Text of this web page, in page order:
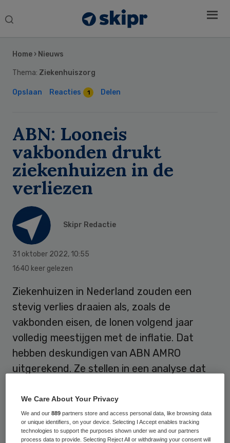
Search
Home › Nieuws
Thema: Ziekenhuiszorg
Opslaan Reacties 1 Delen
ABN: Looneis
vakbonden drukt
ziekenhuizen in de
verliezen
Skipr Redactie
31 oktober 2022, 10:55
1640 keer gelezen
Ziekenhuizen in Nederland zouden een
stevig verlies draaien als, zoals de
vakbonden eisen, de lonen volgend jaar
volledig meestijgen met de inflatie. Dat
hebben deskundigen van ABN AMRO
uitgerekend. Ze stellen in een analyse dat
“duivels dilemma” staan in de cao-
onderhandelingen die maandag weer
verdergaan.
Sidebar
We Care About Your Privacy
We and our889 partners store and access personal data, like browsing data
or unique identifiers, on your device. Selecting I Accept enables tracking
technologies to support the purposes shown under we and our partners
process data to provide. Selecting Reject All or withdrawing your consent will